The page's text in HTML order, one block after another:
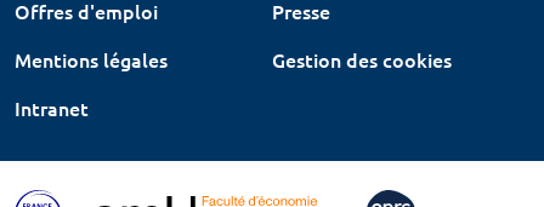
Offres d'emploi
Presse
Mentions légales
Gestion des cookies
Intranet